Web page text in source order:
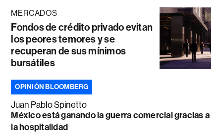
MERCADOS
Fondos de crédito privado evitan
los peores temores y se
recuperan de sus mínimos
bursátiles
OPINIÓN BLOOMBERG
Juan Pablo Spinetto
México está ganando la guerra comercial gracias a
la hospitalidad